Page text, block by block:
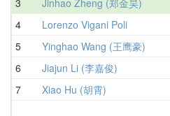
4
Lorenzo Vigani Poli
5
Yinghao Wang (王鹰豪)
6
Jiajun Li (李嘉俊)
7
Xiao Hu (胡霄)